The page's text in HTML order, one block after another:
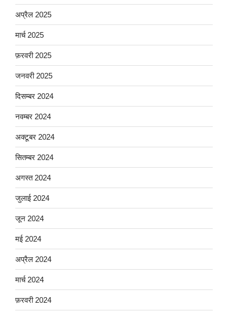
अप्रैल 2025
मार्च 2025
फ़रवरी 2025
जनवरी 2025
दिसम्बर 2024
नवम्बर 2024
अक्टूबर 2024
सितम्बर 2024
अगस्त 2024
जुलाई 2024
जून 2024
मई 2024
अप्रैल 2024
मार्च 2024
फ़रवरी 2024